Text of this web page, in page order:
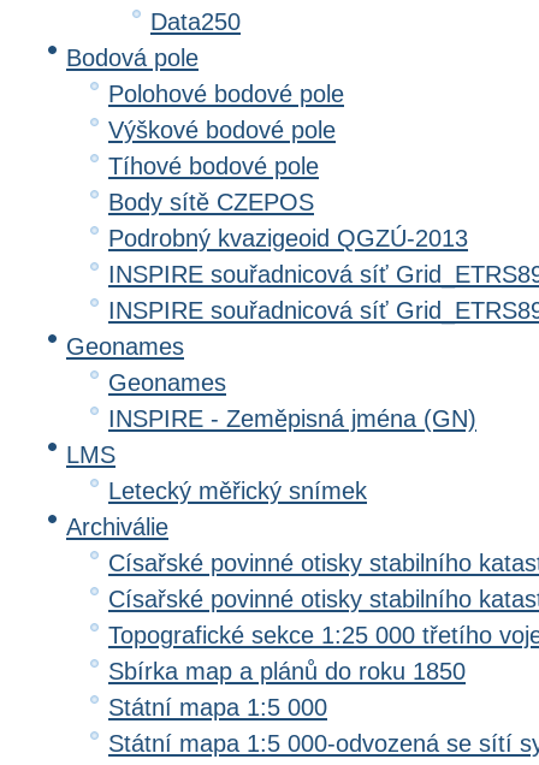
Data250
Bodová pole
Polohové bodové pole
Výškové bodové pole
Tíhové bodové pole
Body sítě CZEPOS
Podrobný kvazigeoid QGZÚ-2013
INSPIRE souřadnicová síť
INSPIRE souřadnicová síť
Geonames
Geonames
INSPIRE - Zeměpisná jména (GN)
LMS
Letecký měřický snímek
Archiválie
Císařské povinné otisky stabilního
Císařské povinné otisky stabilního
Topografické sekce 1:25 000 třetího
Sbírka map a plánů do roku 1850
Státní mapa 1:5 000
Státní mapa 1:5 000-odvozená se sítí